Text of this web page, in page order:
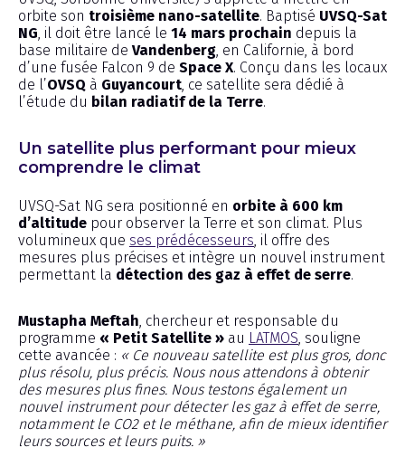
orbite son troisième nano-satellite. Baptisé UVSQ-Sat
NG , il doit être lancé le 14 mars prochain depuis la
base militaire de Vandenberg , en Californie, à bord
d’une fusée Falcon 9 de Space X. Conçu dans les locaux
de l’OVSQ à Guyancourt , ce satellite sera dédié à
l’étude du bilan radiatif de la Terre.
Un satellite plus performant pour mieux
comprendre le climat
UVSQ-Sat NG sera positionné en orbite à 600 km
d’altitude pour observer la Terre et son climat. Plus
volumineux que ses prédécesseurs , il offre des
mesures plus précises et intègre un nouvel instrument
permettant la détection des gaz à effet de serre.
Mustapha Meftah , chercheur et responsable du
programme « Petit Satellite » au LATMOS , souligne
cette avancée : « Ce nouveau satellite est plus gros, donc
plus résolu, plus précis. Nous nous attendons à obtenir
des mesures plus fines. Nous testons également un
nouvel instrument pour détecter les gaz à effet de serre,
notamment le CO2 et le méthane, afin de mieux identifier
leurs sources et leurs puits. »